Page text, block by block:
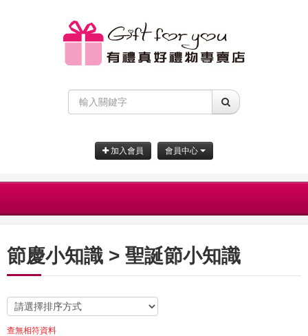
加入會員 會員中心
節慶小知識 > 聖誕節小知識
查無相符資料